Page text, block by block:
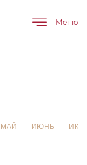
Меню
МАЙ ИЮНЬ